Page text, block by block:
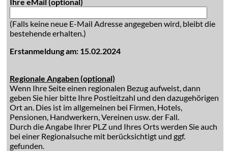
(Falls keine neue E-Mail Adresse angegeben wird, bleibt die
bestehende erhalten.)
Erstanmeldung am: 15.02.2024
Regionale Angaben (optional)
Wenn Ihre Seite einen regionalen Bezug aufweist, dann
geben Sie hier bitte Ihre Postleitzahl und den dazugehörigen
Ort an. Dies ist im allgemeinen bei Firmen, Hotels,
Pensionen, Handwerkern, Vereinen usw. der Fall.
Durch die Angabe Ihrer PLZ und Ihres Orts werden Sie auch
bei einer Regionalsuche mit berücksichtigt und ggf.
gefunden.